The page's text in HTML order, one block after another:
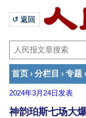
↺ 返回
首页 › 分栏目 › 专题 ›
2024年3月24日 发表
神韵珀斯七场大